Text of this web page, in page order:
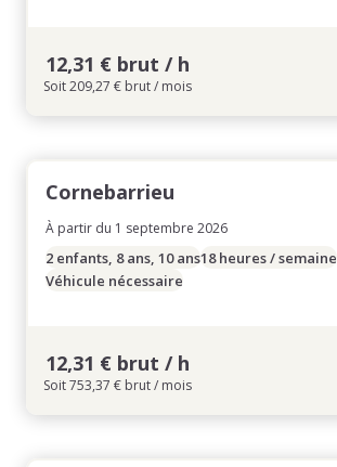
12,31 € brut / h
Soit 209,27 € brut / mois
Cornebarrieu
À partir du 1 septembre 2026
2 enfants, 8 ans, 10 ans18 heures / semaine
Véhicule nécessaire
12,31 € brut / h
Soit 753,37 € brut / mois